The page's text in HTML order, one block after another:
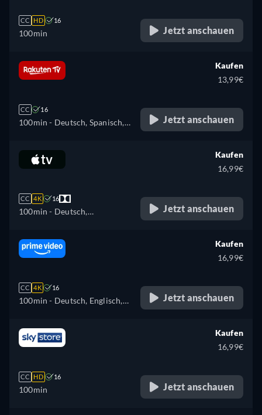
CC HD 16
100min Jetzt anschauen
CC 16
100min - Deutsch, Spanisch,
Italienisch, Japanisch,
Polnisch, Ukrainisch
Kaufen
13,99€
Jetzt anschauen
CC 4K 16
100min - Deutsch,
Kaufen
16,99€
Jetzt anschauen
CC 4K 16
100min - Deutsch, Englisch,
Italienisch, Japanisch,
Polnisch, Portugiesisch,
Kaufen
16,99€
Jetzt anschauen
CC HD 16
100min
Kaufen
16,99€
Jetzt anschauen